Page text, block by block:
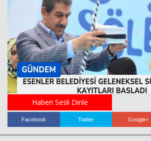
Haberi Sesli Dinle
Facebook Twitter Google+